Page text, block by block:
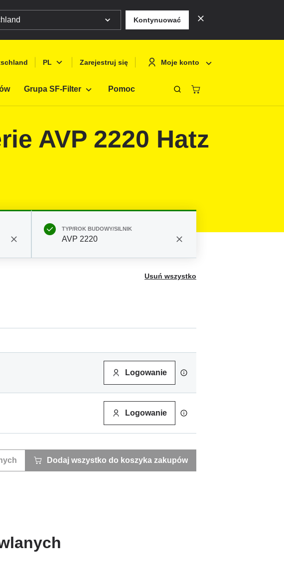
Kontynuować
PL
English
Zarejestruj się Moje konto
Grupa SF-Filter Pomoc
AVP 2220 Hatz
TYP/ROK BUDOWY/SILNIK
AVP 2220
Usuń wszystko
Logowanie
Logowanie
Dodaj wszystko do koszyka zakupów